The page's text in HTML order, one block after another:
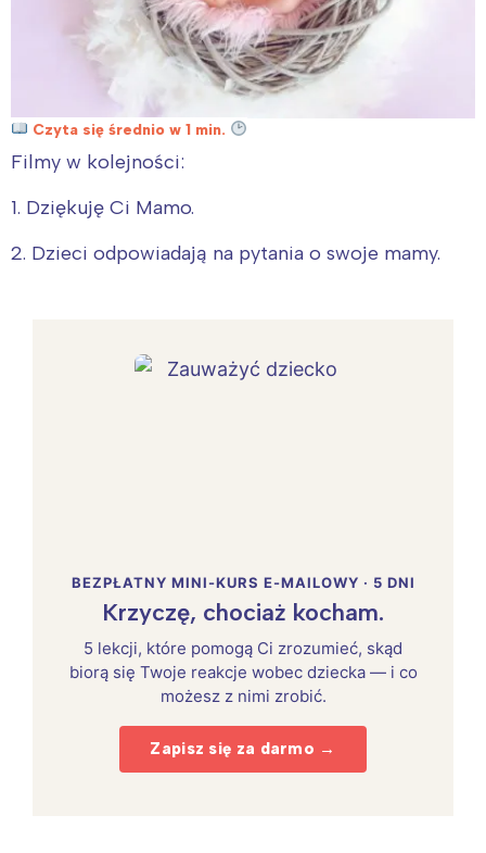
Czyta się średnio w 1 min.
Filmy w kolejności:
1. Dziękuję Ci Mamo.
2. Dzieci odpowiadają na pytania o swoje mamy.
BEZPŁATNY MINI-KURS E-MAILOWY · 5 DNI
Krzyczę, chociaż kocham.
5 lekcji, które pomogą Ci zrozumieć, skąd
biorą się Twoje reakcje wobec dziecka — i co
możesz z nimi zrobić.
Zapisz się za darmo →